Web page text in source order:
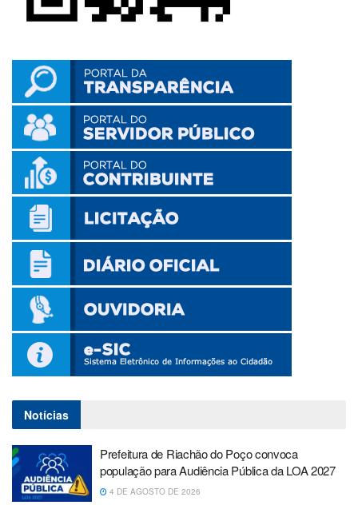
Notícias
Prefeitura de Riachão do Poço convoca
população para Audiência Pública da LOA 2027
4 DE AGOSTO DE 2026